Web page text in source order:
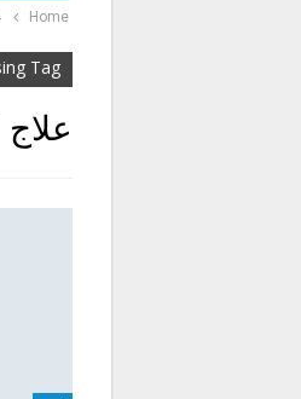
Home
Tag
علاج